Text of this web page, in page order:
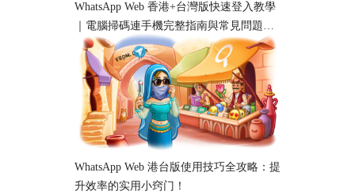
WhatsApp Web 香港+台灣版快速登入教學
｜電腦掃碼連手機完整指南與常見問題解
析
WhatsApp Web 港台版使用技巧全攻略：提
升效率的实用小窍门！